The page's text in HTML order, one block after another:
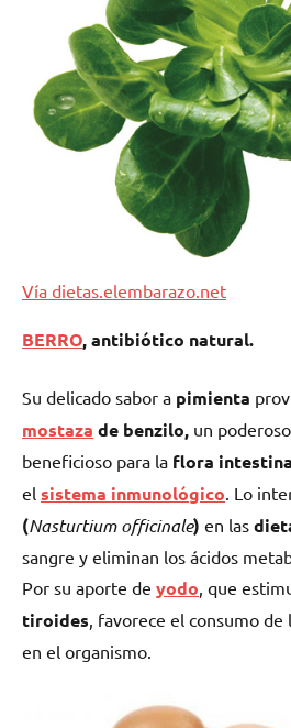
Vía dietas.elembarazo.net
BERRO, antibiótico natural.
Su delicado sabor a pimienta
mostaza de benzilo, un poderoso
beneficioso para la flora
el sistema inmunológico. Lo
(Nasturtium officinale) en las
sangre y eliminan los ácidos
Por su aporte de yodo, que
tiroides, favorece el consumo de
en el organismo.